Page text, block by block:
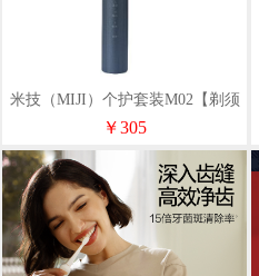
米技（MIJI）个护套装M02【剃须
刀+电动牙刷】
￥305